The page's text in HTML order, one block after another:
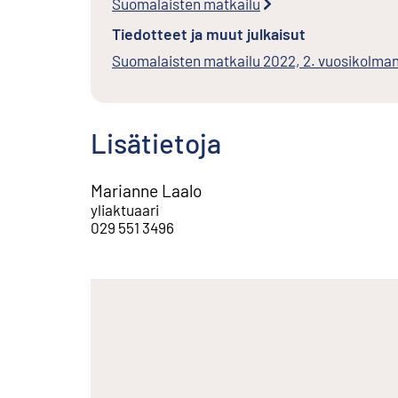
Suomalaisten matkailu
Tiedotteet ja muut julkaisut
Suomalaisten matkailu 2022, 2.
Lisätietoja
Marianne Laalo
yliaktuaari
029 551 3496